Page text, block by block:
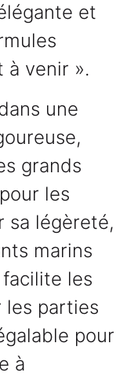
et
à venir ».
une
grands
pour les
sa légèreté,
marins
les
les parties
pour
à